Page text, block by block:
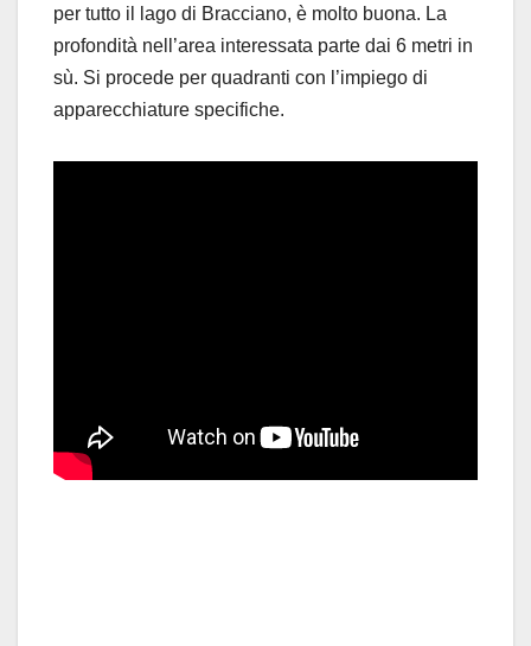
per tutto il lago di Bracciano, è molto buona. La
profondità nell’area interessata parte dai 6 metri in
sù. Si procede per quadranti con l’impiego di
apparecchiature specifiche.